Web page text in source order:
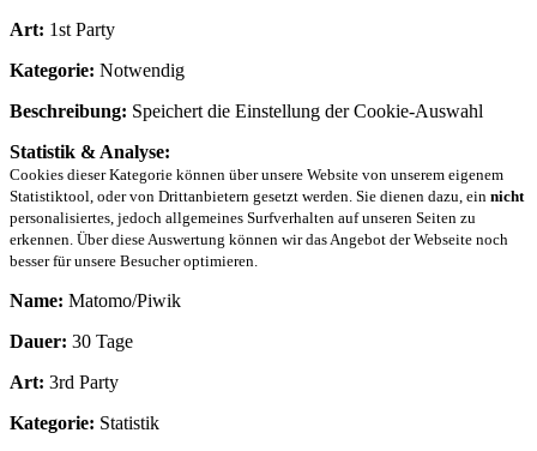
Art: 1st Party
Kategorie: Notwendig
Beschreibung: Speichert die Einstellung der Cookie-Auswahl
Statistik & Analyse:
Cookies dieser Kategorie können über unsere Website von unserem eigenem
Statistiktool, oder von Drittanbietern gesetzt werden. Sie dienen dazu, ein nicht
personalisiertes, jedoch allgemeines Surfverhalten auf unseren Seiten zu
erkennen. Über diese Auswertung können wir das Angebot der Webseite noch
besser für unsere Besucher optimieren.
Name: Matomo/Piwik
Dauer: 30 Tage
Art: 3rd Party
Kategorie: Statistik